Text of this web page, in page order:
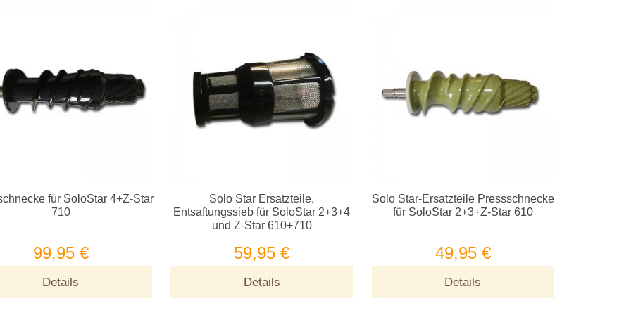
für SoloStar 4+Z-Star
710
99,95 €
Details
Solo Star Ersatzteile,
Entsaftungssieb für SoloStar 2+3+4
und Z-Star 610+710
59,95 €
Details
Solo Star-Ersatzteile Pressschnecke
für SoloStar 2+3+Z-Star 610
49,95 €
Details